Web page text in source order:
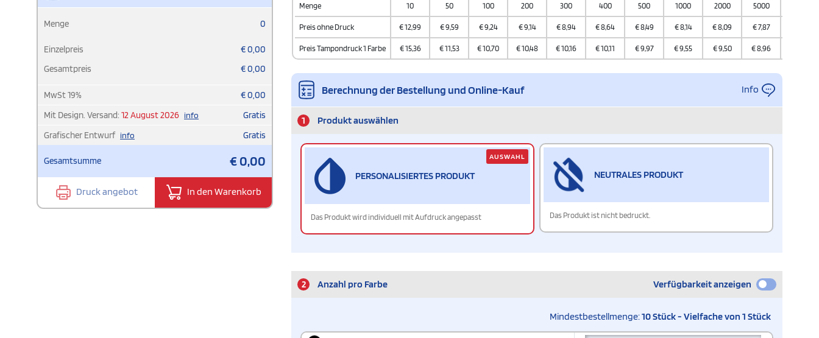
Menge 0
Einzelpreis €0,00
Gesamtpreis
€0,00
MwSt19% €0,00
Mit Design. Versand: 12 August 2026 info
Gratis
Grafischer Entwurf info Gratis
Gesamtsumme €0,00
Druck angebot In den Warenkorb
Menge 10 50 100 200 300 400 500 1000 2000 5000
Preis ohne Druck €12,99 €9,59 €9,24 €9,14 €8,94 €8,64 €8,49 €8,14 €8,09 €7,87
Preis Tampondruck 1 Farbe €15,36 €11,53 €10,70 €10,48 €10,16 €10,11 €9,97 €9,55 €9,50 €8,96
Berechnung der Bestellung und Online-Kauf Info
1 Produkt auswählen
PERSONALISIERTES PRODUKT
Das Produkt wird individuell mit Aufdruck angepasst
AUSWAHL
NEUTRALES PRODUKT
Das Produkt ist nicht bedruckt.
2 Anzahl pro Farbe Verfügbarkeit anzeigen
Mindestbestellmenge:10 Stück - Vielfache von 1 Stück